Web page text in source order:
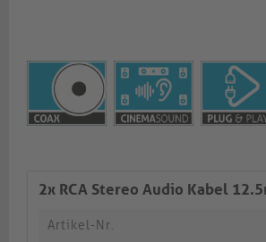
2x RCA Stereo Audio Kabel
Artikel-Nr.